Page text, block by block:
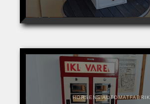
HORSENS AUTOMATFABRIK